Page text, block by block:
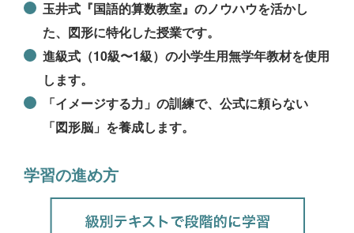
玉井式『国語的算数教室』のノウハウを活かし
た、図形に特化した授業です。
進級式（10級〜1級）の小学生用無学年教材を使用
します。
「イメージする力」の訓練で、公式に頼らない
「図形脳」を養成します。
学習の進め方